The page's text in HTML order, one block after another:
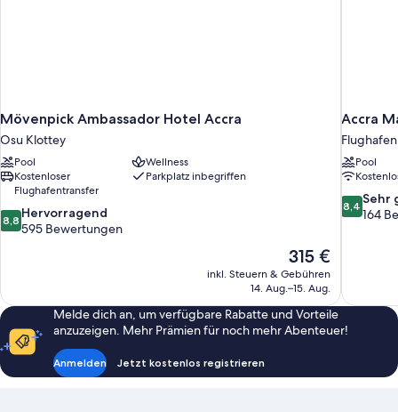
Mövenpick Ambassador Hotel Accra
Osu Klottey
Pool
Wellness
Kostenloser
Flughafentransfer
Parkplatz inbegriffen
8.8
von
Bewertungen
8,8 Hervorragend
595 Bewertungen
Der
Preis
beträgt
315 €
inkl. Steuern & Gebühren
14. Aug.–15. Aug.
Accra
Pool
8.4
von
8,4 Sehr
164
Melde dich an, um verfügbare Rabatte und Vorteile
anzuzeigen. Mehr Prämien für noch mehr Abenteuer!
Anmelden Jetzt kostenlos registrieren